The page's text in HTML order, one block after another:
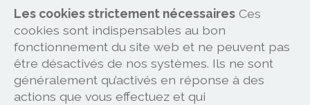
Les cookies strictement nécessaires Ces
cookies sont indispensables au bon
fonctionnement du site web et ne peuvent pas
être désactivés de nos systèmes. Ils ne sont
généralement qu’activés en réponse à des
actions que vous effectuez et qui